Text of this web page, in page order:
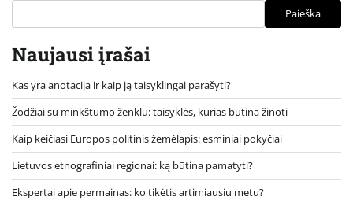
Paieška
Naujausi įrašai
Kas yra anotacija ir kaip ją taisyklingai parašyti?
Žodžiai su minkštumo ženklu: taisyklės, kurias būtina žinoti
Kaip keičiasi Europos politinis žemėlapis: esminiai pokyčiai
Lietuvos etnografiniai regionai: ką būtina pamatyti?
Ekspertai apie permainas: ko tikėtis artimiausiu metu?